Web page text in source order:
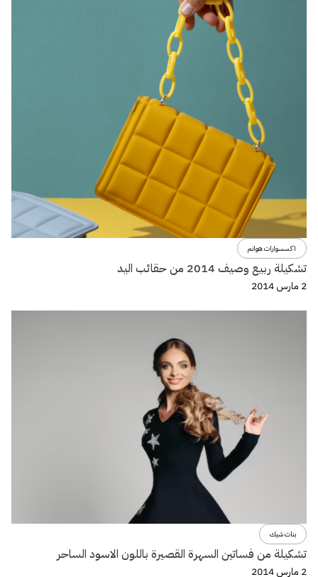
اكسسوارات هوانم
تشكيلة ربيع وصيف 2014 من حقائب اليد
2 مارس 2014
بنات شيك
تشكيلة من فساتين السهرة القصيرة باللون الاسود الساحر
2 مارس 2014